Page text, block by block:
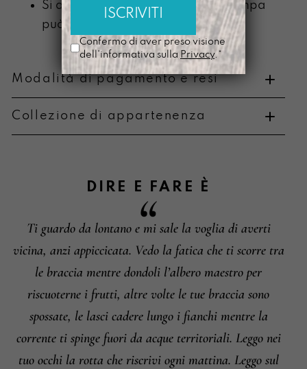
Si ammorbidisce con l’uso e la stampa
può scolorire
Modalità di pagamento e resi
Informazioni su cambi e resi
Collezione di appartenenza
DIRE E FARE È
Ti guardo da lontano e mi sale la voglia di averti
vicina, anzi appiccicata. Vedo la fatica che ti scorre tra
le braccia mentre dondoli l’albero maestro per
riscuoterne i frutti, altre volte le tue braccia sono
spossate, le lasci cadere lungo i fianchi mentre la
corrente ti spinge fuori da acque territoriali. Leggo nei
tuo occhi la rotta che riscrivi ogni mattina. Leggo sul
Confermo di aver preso visione
dell'informativa sulla Privacy.*